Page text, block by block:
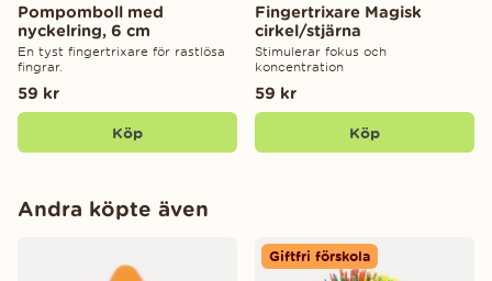
Pompomboll med
nyckelring, 6 cm
En tyst fingertrixare för rastlösa
fingrar.
59 kr
Köp
Fingertrixare Magisk
cirkel/stjärna
Stimulerar fokus och
koncentration
59 kr
Köp
Andra köpte även
Giftfri förskola